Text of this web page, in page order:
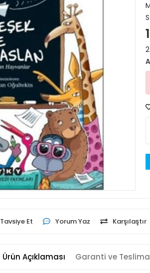
Tavsiye Et Yorum Yaz Karşılaştır
Ürün Açıklaması Garanti ve